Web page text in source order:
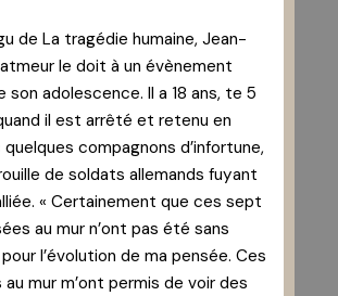
de La tragédie humaine, Jean-
le doit à un évènement
son adolescence. Il a 18 ans, te 5
il est arrêté et retenu en
compagnons d’infortune,
de soldats allemands fuyant
« Certainement que ces sept
au mur n’ont pas été sans
l’évolution de ma pensée. Ces
mur m’ont permis de voir des